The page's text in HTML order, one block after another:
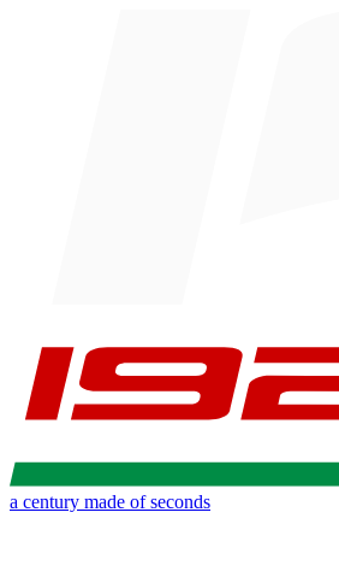
a century made of seconds